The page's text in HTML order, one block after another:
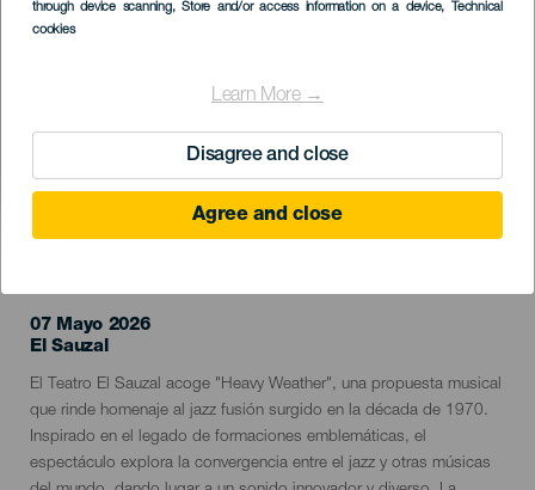
through device scanning, Store and/or access information on a device, Technical
cookies
Learn More →
Disagree and close
Agree and close
07 Mayo 2026
Localidad
El Sauzal
Descripción
del
evento
El Teatro El Sauzal acoge "Heavy Weather", una propuesta musical
que rinde homenaje al jazz fusión surgido en la década de 1970.
Inspirado en el legado de formaciones emblemáticas, el
espectáculo explora la convergencia entre el jazz y otras músicas